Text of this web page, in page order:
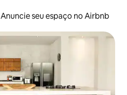
Anuncie seu espaço no Airbnb